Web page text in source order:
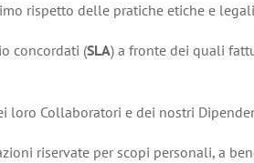
rispetto delle pratiche etiche e
concordati (SLA) a fronte dei quali
loro Collaboratori e dei nostri
riservate per scopi personali, a